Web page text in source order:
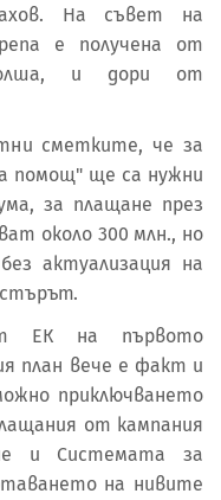
На съвет на
е получена от
и дори от
сметките, че за
помощ" ще са нужни
за плащане през
около 300 млн., но
актуализация на
ЕК на първото
план вече е факт и
приключването
от кампания
и Системата за
на нивите